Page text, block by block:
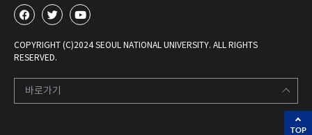
TOP
COPYRIGHT (C)2024 SEOUL NATIONAL UNIVERSITY. ALL RIGHTS
RESERVED.
바로가기